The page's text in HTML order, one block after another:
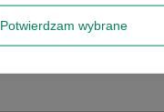
Potwierdzam wybrane